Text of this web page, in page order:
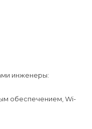
инженеры:
обеспечением, Wi-